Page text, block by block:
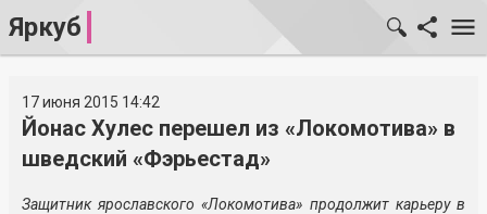
Яркуб
17 июня 2015 14:42
Йонас Хулес перешел из «Локомотива» в
шведский «Фэрьестад»
Защитник ярославского «Локомотива» продолжит карьеру в